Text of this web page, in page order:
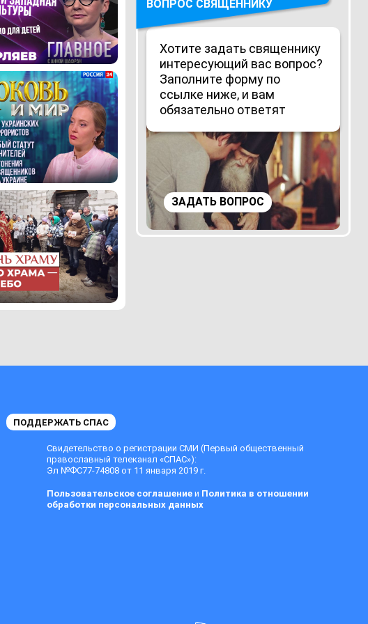
ВОПРОС СВЯЩЕННИКУ
Хотите задать священнику
интересующий вас вопрос?
Заполните форму по
ссылке ниже, и вам
обязательно ответят
ЗАДАТЬ ВОПРОС
ПОДДЕРЖАТЬ СПАС
Свидетельство о регистрации СМИ (Первый общественный
православный телеканал «СПАС»):
Эл №ФС77-74808 от 11 января 2019 г.
Пользовательское соглашениеи Политика в отношении
обработки персональных данных